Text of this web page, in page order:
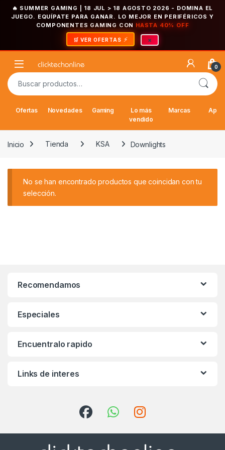
🔥 SUMMER GAMING | 18 JUL > 18 AGOSTO 2026 - DOMINA EL
JUEGO. EQUÍPATE PARA GANAR. LO MEJOR EN PERIFÉRICOS Y
COMPONENTES GAMING CON HASTA 40% OFF
🛒 VER OFERTAS ×
Open 0
Buscar por:
Ofertas Novedades Gaming
Lo más
vendido
Marcas
Inicio Tienda KSA Downlights
No se han encontrado productos que coincidan con tu
selección.
Recomendamos
Especiales
Encuentralo rapido
Links de interes